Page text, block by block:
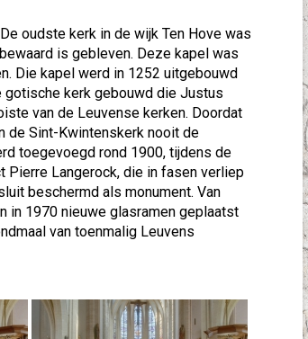
oudste kerk in de wijk Ten Hove was
is gebleven. Deze kapel was
Die kapel werd in 1252 uitgebouwd
gotische kerk gebouwd die Justus
van de Leuvense kerken. Doordat
de Sint-Kwintenskerk nooit de
toegevoegd rond 1900, tijdens de
Pierre Langerock, die in fasen verliep
beschermd als monument. Van
in 1970 nieuwe glasramen geplaatst
van toenmalig Leuvens